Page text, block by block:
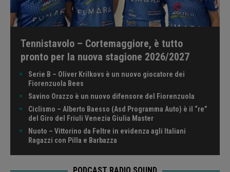
Tennistavolo – Cortemaggiore, è tutto
pronto per la nuova stagione 2026/2027
Serie B – Oliver Krilkovs è un nuovo giocatore dei
Fiorenzuola Bees
Savino Orazzo è un nuovo difensore del Fiorenzuola
Ciclismo – Alberto Baesso (Asd Programma Auto) è il “re”
del Giro del Friuli Venezia Giulia Master
Nuoto – Vittorino da Feltre in evidenza agli Italiani
Ragazzi con Pilla e Barbazza